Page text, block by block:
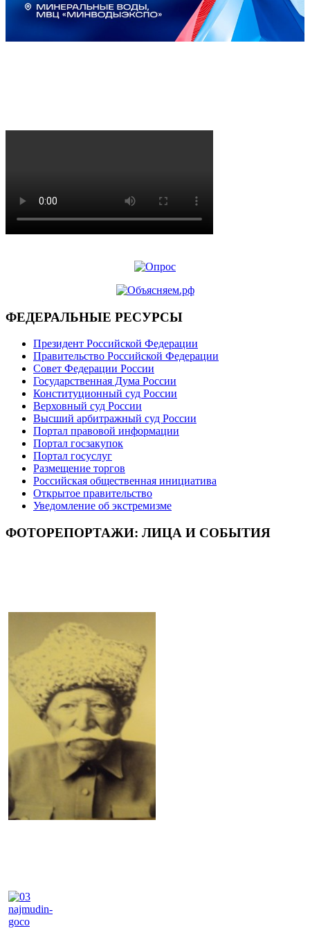
ФЕДЕРАЛЬНЫЕ РЕСУРСЫ
Президент Российской Федерации
Правительство Российской Федерации
Совет Федерации России
Государственная Дума России
Конституционный суд России
Верховный суд России
Высший арбитражный суд России
Портал правовой информации
Портал госзакупок
Портал госуслуг
Размещение торгов
Российская общественная инициатива
Открытое правительство
Уведомление об экстремизме
ФОТОРЕПОРТАЖИ: ЛИЦА И СОБЫТИЯ